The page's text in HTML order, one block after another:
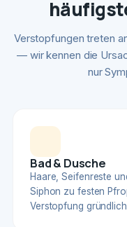
Verstopfungen treten
— wir kennen die
nur
Bad & Dusche
Haare, Seifenreste
Siphon zu festen
Verstopfung